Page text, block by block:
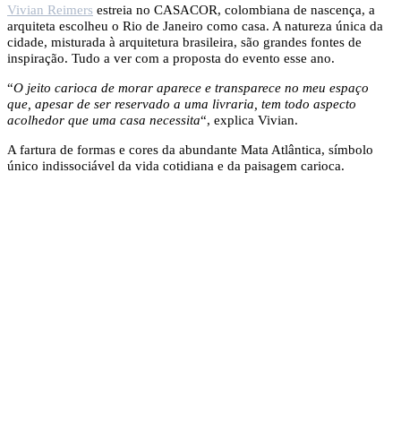
Vivian Reimers estreia no CASACOR, colombiana de nascença, a
arquiteta escolheu o Rio de Janeiro como casa. A natureza única da
cidade, misturada à arquitetura brasileira, são grandes fontes de
inspiração. Tudo a ver com a proposta do evento esse ano.
“O jeito carioca de morar aparece e transparece no meu espaço
que, apesar de ser reservado a uma livraria, tem todo aspecto
acolhedor que uma casa necessita“, explica Vivian.
A fartura de formas e cores da abundante Mata Atlântica, símbolo
único indissociável da vida cotidiana e da paisagem carioca.